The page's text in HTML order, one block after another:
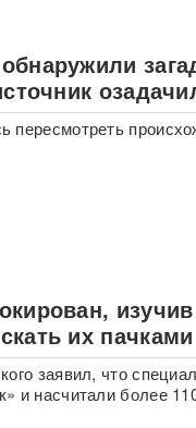
их пачками
заявил, что
и насчитали более